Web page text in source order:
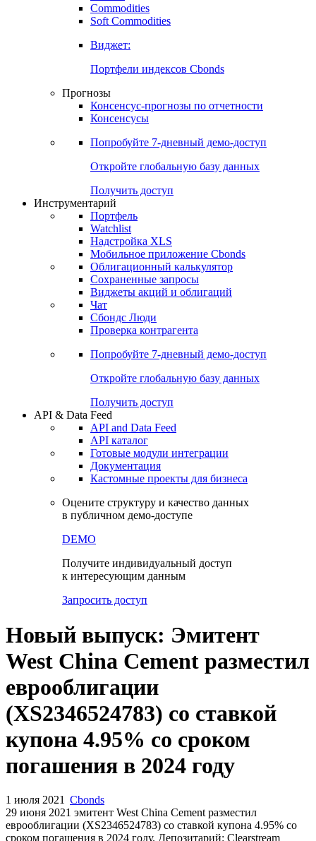
Commodities
Золото
Бензин
Soft Commodities
Виджет:
Портфели индексов Cbonds
Прогнозы
Консенсусы
Попробуйте7-дневный
Откройте глобальную базу данных
Получить доступ
Инструментарий
Портфель
Watchlist
Надстройка XLS
Мобильное приложение Cbonds
Облигационный калькулятор
Сохраненные запросы
Чат
Проверка контрагента
Попробуйте7-дневный
Откройте глобальную базу данных
Получить доступ
API & Data Feed
API and Data Feed
Готовые модули интеграции
Документация
в публичном демо-доступе
к интересующим данным
Запросить доступ
Новый выпуск: Эмитент
West China Cement разместил
еврооблигации
(XS2346524783) со ставкой
погашения в 2024 году